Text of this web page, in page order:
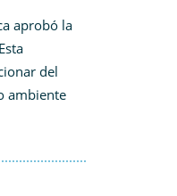
aprobó la
del
ambiente